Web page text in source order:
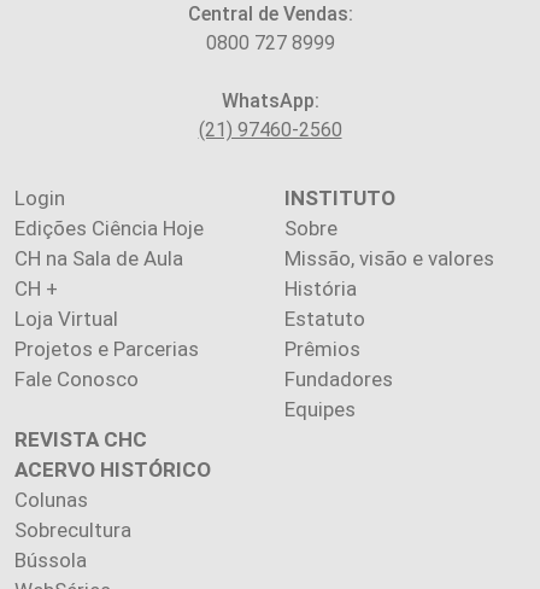
Central de Vendas:
0800 727 8999
WhatsApp:
(21) 97460-2560
Login
Edições Ciência Hoje
CH na Sala de Aula
CH +
Loja Virtual
Projetos e Parcerias
Fale Conosco
INSTITUTO
Sobre
Missão, visão e valores
História
Estatuto
Prêmios
Fundadores
Equipes
REVISTA CHC
ACERVO HISTÓRICO
Colunas
Sobrecultura
Bússola